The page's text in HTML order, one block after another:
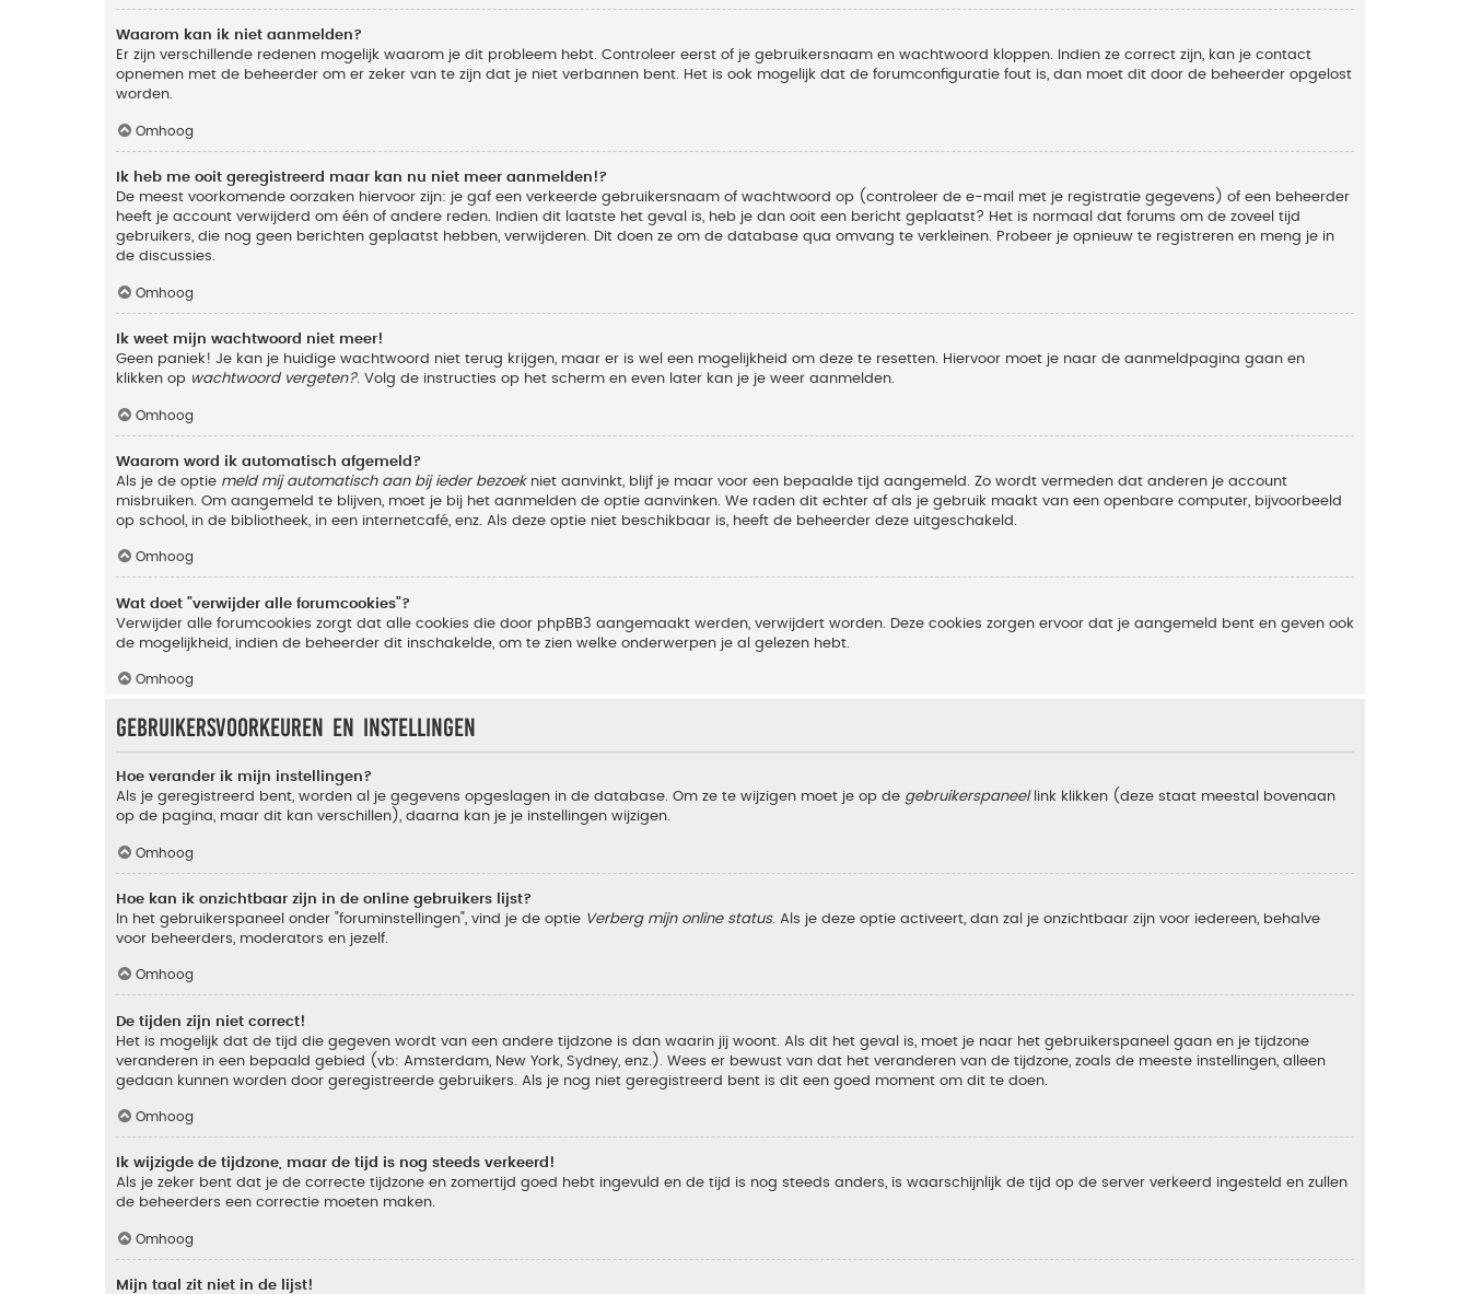
Waarom kan ik niet aanmelden?
Er zijn verschillende redenen mogelijk waarom je dit probleem hebt. Controleer eerst of je gebruikersnaam en wachtwoord kloppen. Indien ze correct zijn, kan je contact
opnemen met de beheerder om er zeker van te zijn dat je niet verbannen bent. Het is ook mogelijk dat de forumconfiguratie fout is, dan moet dit door de beheerder opgelost
worden.
Omhoog
Ik heb me ooit geregistreerd maar kan nu niet meer aanmelden!?
De meest voorkomende oorzaken hiervoor zijn: je gaf een verkeerde gebruikersnaam of wachtwoord op (controleer de e-mail met je registratie gegevens) of een beheerder
heeft je account verwijderd om één of andere reden. Indien dit laatste het geval is, heb je dan ooit een bericht geplaatst? Het is normaal dat forums om de zoveel tijd
gebruikers, die nog geen berichten geplaatst hebben, verwijderen. Dit doen ze om de database qua omvang te verkleinen. Probeer je opnieuw te registreren en meng je in
de discussies.
Omhoog
Ik weet mijn wachtwoord niet meer!
Geen paniek! Je kan je huidige wachtwoord niet terug krijgen, maar er is wel een mogelijkheid om deze te resetten. Hiervoor moet je naar de aanmeldpagina gaan en
klikken op wachtwoord vergeten?. Volg de instructies op het scherm en even later kan je je weer aanmelden.
Omhoog
Waarom word ik automatisch afgemeld?
Als je de optie meld mij automatisch aan bij ieder bezoekniet aanvinkt, blijf je maar voor een bepaalde tijd aangemeld. Zo wordt vermeden dat anderen je account
misbruiken. Om aangemeld te blijven, moet je bij het aanmelden de optie aanvinken. We raden dit echter af als je gebruik maakt van een openbare computer, bijvoorbeeld
op school, in de bibliotheek, in een internetcafé, enz. Als deze optie niet beschikbaar is, heeft de beheerder deze uitgeschakeld.
Omhoog
Wat doet "verwijder alle forumcookies"?
Verwijder alle forumcookies zorgt dat alle cookies die door phpBB3 aangemaakt werden, verwijdert worden. Deze cookies zorgen ervoor dat je aangemeld bent en geven ook
de mogelijkheid, indien de beheerder dit inschakelde, om te zien welke onderwerpen je al gelezen hebt.
Omhoog
Gebruikersvoorkeuren en instellingen
Hoe verander ik mijn instellingen?
Als je geregistreerd bent, worden al je gegevens opgeslagen in de database. Om ze te wijzigen moet je op de gebruikerspaneellink klikken (deze staat meestal bovenaan
op de pagina, maar dit kan verschillen), daarna kan je je instellingen wijzigen.
Omhoog
Hoe kan ik onzichtbaar zijn in de online gebruikers lijst?
In het gebruikerspaneel onder "foruminstellingen", vind je de optie Verberg mijn online status. Als je deze optie activeert, dan zal je onzichtbaar zijn voor iedereen, behalve
voor beheerders, moderators en jezelf.
Omhoog
De tijden zijn niet correct!
Het is mogelijk dat de tijd die gegeven wordt van een andere tijdzone is dan waarin jij woont. Als dit het geval is, moet je naar het gebruikerspaneel gaan en je tijdzone
veranderen in een bepaald gebied (vb: Amsterdam, New York, Sydney, enz.). Wees er bewust van dat het veranderen van de tijdzone, zoals de meeste instellingen, alleen
gedaan kunnen worden door geregistreerde gebruikers. Als je nog niet geregistreerd bent is dit een goed moment om dit te doen.
Omhoog
Ik wijzigde de tijdzone, maar de tijd is nog steeds verkeerd!
Als je zeker bent dat je de correcte tijdzone en zomertijd goed hebt ingevuld en de tijd is nog steeds anders, is waarschijnlijk de tijd op de server verkeerd ingesteld en zullen
de beheerders een correctie moeten maken.
Omhoog
Mijn taal zit niet in de lijst!